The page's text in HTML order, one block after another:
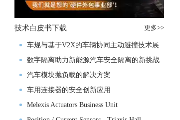
技术白皮书下载 更多>>
车规与基于V2X的车辆协同主动避撞技术展
望
数字隔离助力新能源汽车安全隔离的新挑战
汽车模块抛负载的解决方案
车用连接器的安全创新应用
Melexis Actuators Business Unit